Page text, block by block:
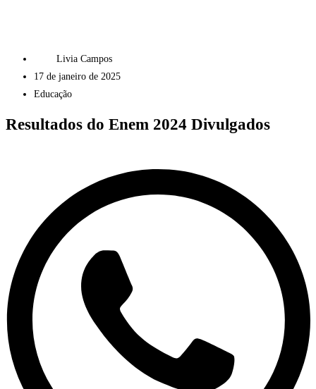
Livia Campos
17 de janeiro de 2025
Educação
Resultados do Enem 2024 Divulgados